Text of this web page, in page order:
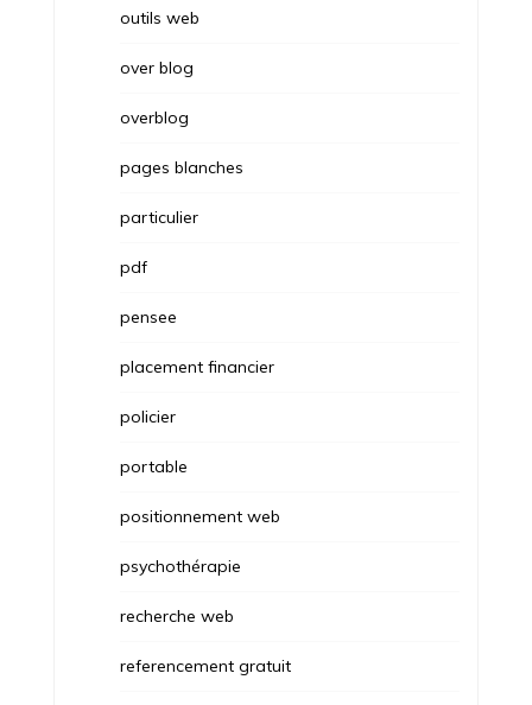
outils web
over blog
overblog
pages blanches
particulier
pdf
pensee
placement financier
policier
portable
positionnement web
psychothérapie
recherche web
referencement gratuit